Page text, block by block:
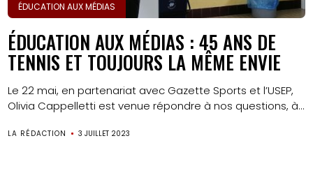
ÉDUCATION AUX MÉDIAS
ÉDUCATION AUX MÉDIAS : 45 ANS DE
TENNIS ET TOUJOURS LA MÊME ENVIE
Le 22 mai, en partenariat avec Gazette Sports et l’USEP,
Olivia Cappelletti est venue répondre à nos questions, à...
LA RÉDACTION 3 JUILLET 2023